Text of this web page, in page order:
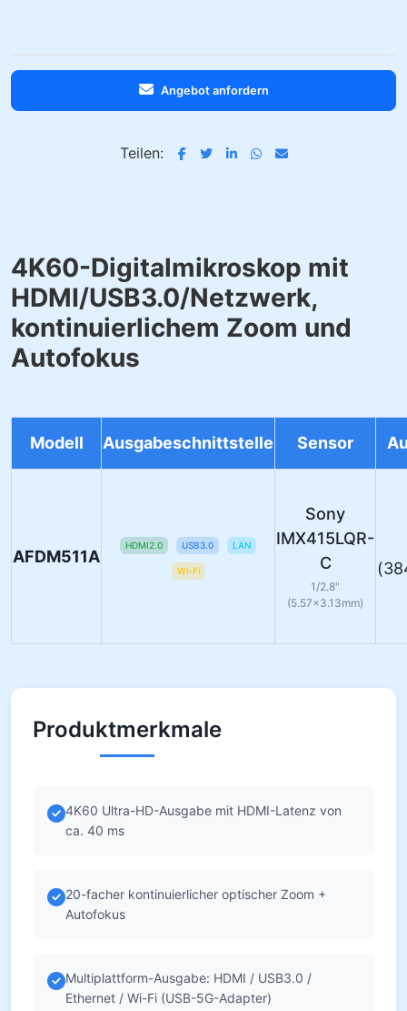
Angebot anfordern
Teilen:
4K60-Digitalmikroskop mit
HDMI/USB3.0/Netzwerk,
kontinuierlichem Zoom und
Autofokus
Modell Ausgabeschnittstelle Sensor
AFDM511A
HDMI2.0 USB3.0 LAN
Wi-Fi
Sony
IMX415LQR-
C
1/2.8"
(5.57×3.13mm)
Produktmerkmale
4K60 Ultra-HD-Ausgabe mit HDMI-Latenz von
ca. 40 ms
20-facher kontinuierlicher optischer Zoom +
Autofokus
Multiplattform-Ausgabe: HDMI / USB3.0 /
Ethernet / Wi-Fi (USB-5G-Adapter)